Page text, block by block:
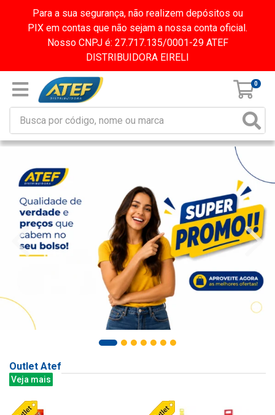
Para a sua segurança, não realizem depósitos ou
PIX em contas que não sejam a nossa conta oficial.
Nosso CNPJ é: 27.717.135/0001-29 ATEF
DISTRIBUIDORA EIRELI
0
Outlet Atef
Veja mais